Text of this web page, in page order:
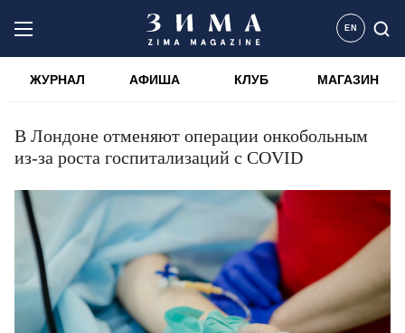
EN
ЖУРНАЛ АФИША КЛУБ МАГАЗИН
В Лондоне отменяют операции онкобольным
из-за роста госпитализаций с COVID